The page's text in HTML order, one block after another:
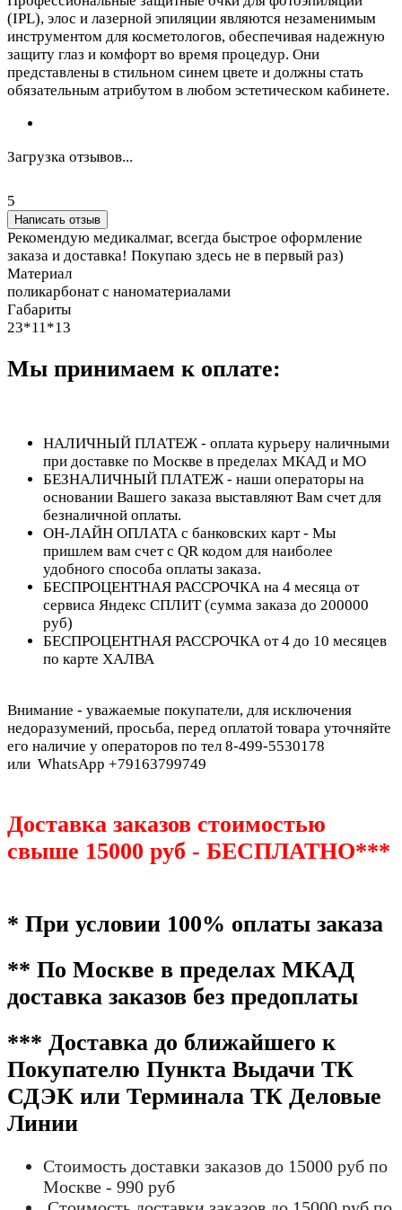
(IPL), элос и лазерной эпиляции являются незаменимым
инструментом для косметологов, обеспечивая надежную
защиту глаз и комфорт во время процедур. Они
представлены в стильном синем цвете и должны стать
обязательным атрибутом в любом эстетическом кабинете.
Загрузка отзывов...
5
Написать отзыв
Рекомендую медикалмаг, всегда быстрое оформление
заказа и доставка! Покупаю здесь не в первый раз)
Материал
поликарбонат с наноматериалами
Габариты
23*11*13
Мы принимаем к оплате:
НАЛИЧНЫЙ ПЛАТЕЖ - оплата курьеру наличными
при доставке по Москве в пределах МКАД и МО
БЕЗНАЛИЧНЫЙ ПЛАТЕЖ - наши операторы на
основании Вашего заказа выставляют Вам счет для
безналичной оплаты.
ОН-ЛАЙН ОПЛАТА с банковских карт - Мы
пришлем вам счет с QR кодом для наиболее
удобного способа оплаты заказа.
БЕСПРОЦЕНТНАЯ РАССРОЧКА на 4 месяца от
сервиса Яндекс СПЛИТ (сумма заказа до 200000
руб)
БЕСПРОЦЕНТНАЯ РАССРОЧКА от 4 до 10 месяцев
по карте ХАЛВА
Внимание - уважаемые покупатели, для исключения
недоразумений, просьба, перед оплатой товара уточняйте
его наличие у операторов по тел 8-499-5530178
или WhatsApp +79163799749
Доставка заказов стоимостью
свыше 15000 руб - БЕСПЛАТНО***
* При условии 100% оплаты заказа
** По Москве в пределах МКАД
доставка заказов без предоплаты
*** Доставка до ближайшего к
Покупателю Пункта Выдачи ТК
СДЭК или Терминала ТК Деловые
Линии
Стоимость доставки заказов до 15000 руб по
Москве - 990 руб